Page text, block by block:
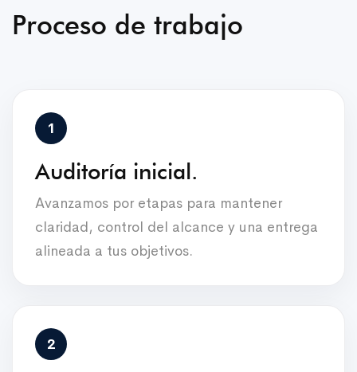
Proceso de trabajo
Auditoría inicial.
Avanzamos por etapas para mantener
claridad, control del alcance y una entrega
alineada a tus objetivos.